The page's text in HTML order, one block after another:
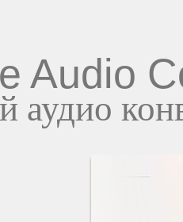
Audio
аудио